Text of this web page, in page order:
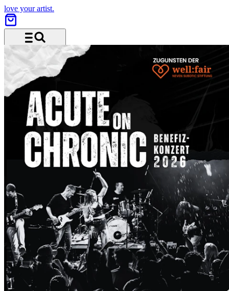
love your artist.
Menü und Suche